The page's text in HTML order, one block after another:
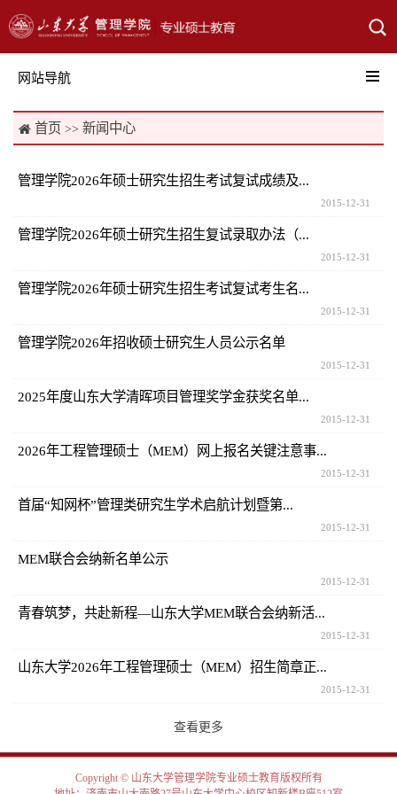
网站导航
 首页 >> 新闻中心
管理学院2026年硕士研究生招生考试复试成绩及...
2015-12-31
管理学院2026年硕士研究生招生复试录取办法（...
2015-12-31
管理学院2026年硕士研究生招生考试复试考生名...
2015-12-31
管理学院2026年招收硕士研究生人员公示名单
2015-12-31
2025年度山东大学清晖项目管理奖学金获奖名单...
2015-12-31
2026年工程管理硕士（MEM）网上报名关键注意事...
2015-12-31
首届“知网杯”管理类研究生学术启航计划暨第...
2015-12-31
MEM联合会纳新名单公示
2015-12-31
青春筑梦，共赴新程—山东大学MEM联合会纳新活...
2015-12-31
山东大学2026年工程管理硕士（MEM）招生简章正...
2015-12-31
查看更多
Copyright © 山东大学管理学院专业硕士教育版权所有